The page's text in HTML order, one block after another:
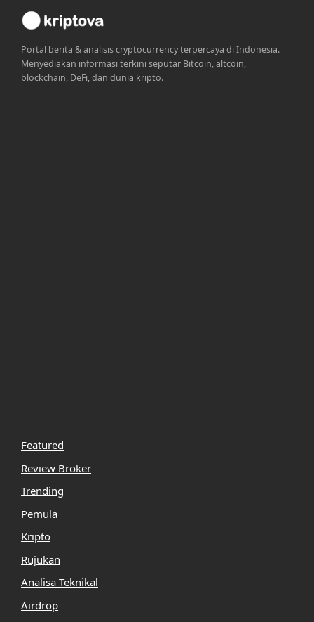
Portal berita & analisis cryptocurrency terpercaya di Indonesia.
Menyediakan informasi terkini seputar Bitcoin, altcoin,
blockchain, DeFi, dan dunia kripto.
Featured
Review Broker
Trending
Pemula
Kripto
Rujukan
Analisa Teknikal
Airdrop